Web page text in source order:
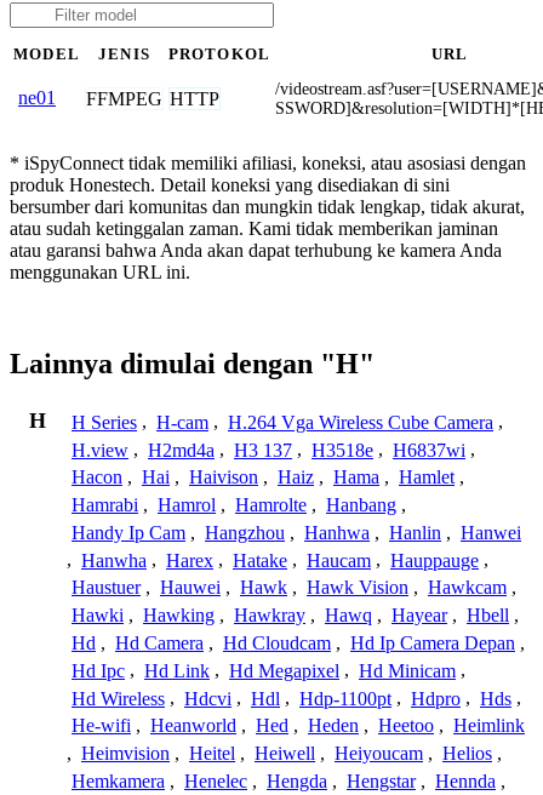
MODEL JENIS PROTOKOL URL
ne01 FFMPEG HTTP
/
* iSpyConnect tidak memiliki afiliasi, koneksi, atau asosiasi dengan
produk Honestech. Detail koneksi yang disediakan di sini
bersumber dari komunitas dan mungkin tidak lengkap, tidak akurat,
atau sudah ketinggalan zaman. Kami tidak memberikan jaminan
atau garansi bahwa Anda akan dapat terhubung ke kamera Anda
menggunakan URL ini.
Lainnya dimulai dengan "H"
H H Series , H-cam , H.264 Vga Wireless Cube Camera ,
H.view , H2md4a , H3 137 , H3518e , H6837wi ,
Hacon , Hai , Haivison , Haiz , Hama , Hamlet ,
Hamrabi , Hamrol , Hamrolte , Hanbang ,
Handy Ip Cam , Hangzhou , Hanhwa , Hanlin , Hanwei
, Hanwha , Harex , Hatake , Haucam , Hauppauge ,
Haustuer , Hauwei , Hawk , Hawk Vision , Hawkcam ,
Hawki , Hawking , Hawkray , Hawq , Hayear , Hbell ,
Hd , Hd Camera , Hd Cloudcam , Hd Ip Camera Depan ,
Hd Ipc , Hd Link , Hd Megapixel , Hd Minicam ,
Hd Wireless , Hdcvi , Hdl , Hdp-1100pt , Hdpro , Hds ,
He-wifi , Heanworld , Hed , Heden , Heetoo , Heimlink
, Heimvision , Heitel , Heiwell , Heiyoucam , Helios ,
Hemkamera , Henelec , Hengda , Hengstar , Hennda ,